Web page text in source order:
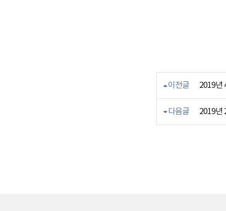
이전글 2019년
다음글 2019년